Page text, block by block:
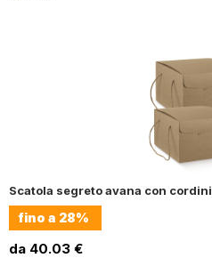
Scatola segreto avana con cordini
fino a 28%
da 40.03 €